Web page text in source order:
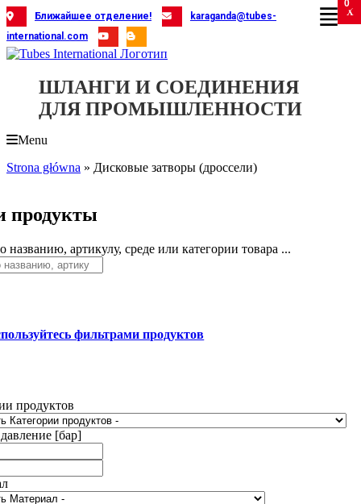
Skip
to
content
Ближайшее отделение!
karaganda@tubes-
international.com
ШЛАНГИ И СОЕДИНЕНИЯ
ДЛЯ ПРОМЫШЛЕННОСТИ
Menu
Strona główna » Дисковые затворы (дроссели)
продукты
названию, артикулу, среде или категории товара ...
фильтрами продуктов
продуктов
[бар]
0
X
X
X
X
X
X
X
X
X
X
X
X
X
X
X
X
X
X
X